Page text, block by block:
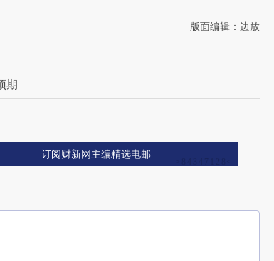
版面编辑：边放
期
订阅财新网主编精选电邮